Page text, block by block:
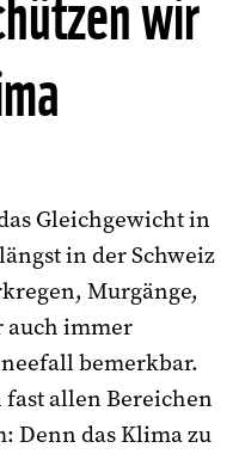
Gleichgewicht in
in der Schweiz
Murgänge,
auch immer
bemerkbar.
allen Bereichen
Denn das Klima zu